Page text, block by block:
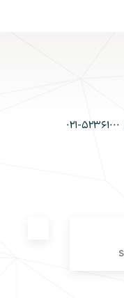
۰۲۱-۵۲۳۶۱۰۰۰